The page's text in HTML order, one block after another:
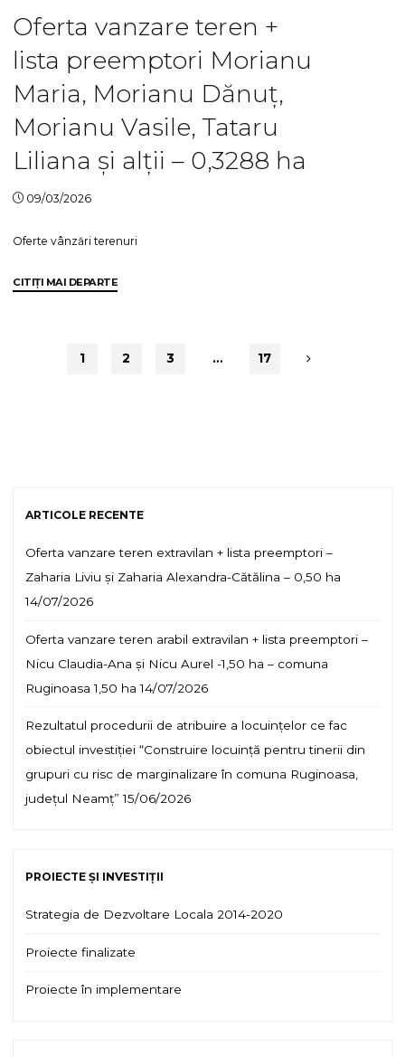
+
Listă
preemptori
–
Ioan
Oferta vanzare teren +
lista preemptori Morianu
Maria, Morianu Dănuț,
Morianu Vasile, Tataru
Liliana și alții – 0,3288 ha
09/03/2026
Oferte vânzări terenuri
CITIȚI MAI DEPARTE"Oferta
lista
Tataru
și
alții
ha"
1 2 3 … 17
ARTICOLE RECENTE
Oferta vanzare teren extravilan + lista preemptori –
Zaharia Liviu și Zaharia Alexandra-Cătălina – 0,50 ha
14/07/2026
Oferta vanzare teren arabil extravilan + lista preemptori –
Nicu Claudia-Ana și Nicu Aurel -1,50 ha – comuna
Ruginoasa 1,50 ha 14/07/2026
Rezultatul procedurii de atribuire a locuințelor ce fac
obiectul investiției “Construire locuință pentru tinerii din
grupuri cu risc de marginalizare în comuna Ruginoasa,
județul Neamț” 15/06/2026
PROIECTE ȘI INVESTIȚII
Strategia de Dezvoltare Locala 2014-2020
Proiecte finalizate
Proiecte în implementare